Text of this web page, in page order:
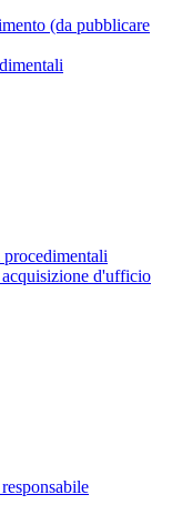
(da pubblicare
d'ufficio